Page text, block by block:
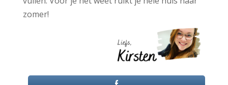
zomer!